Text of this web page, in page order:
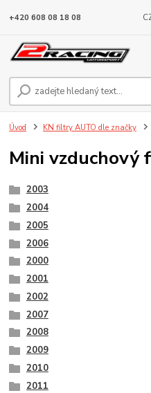
+420 608 08 18 08
Úvod KN filtry AUTO dle značky
Mini vzduchový
2003
2004
2005
2006
2000
2001
2002
2007
2008
2009
2010
2011